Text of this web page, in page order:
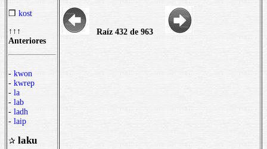
❒ kost
↑↑↑
Anteriores
- kwon
- kwrep
- la
- lab
- ladh
- laip
✰ laku
Raíz 432 de 963